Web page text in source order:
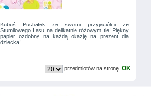
Kubuś Puchatek ze swoimi przyjaciółmi ze
Stumilowego Lasu na delikatnie różowym tle! Piękny
papier ozdobny na każdą okazję na prezent dla
dziecka!
przedmiotów na stronę